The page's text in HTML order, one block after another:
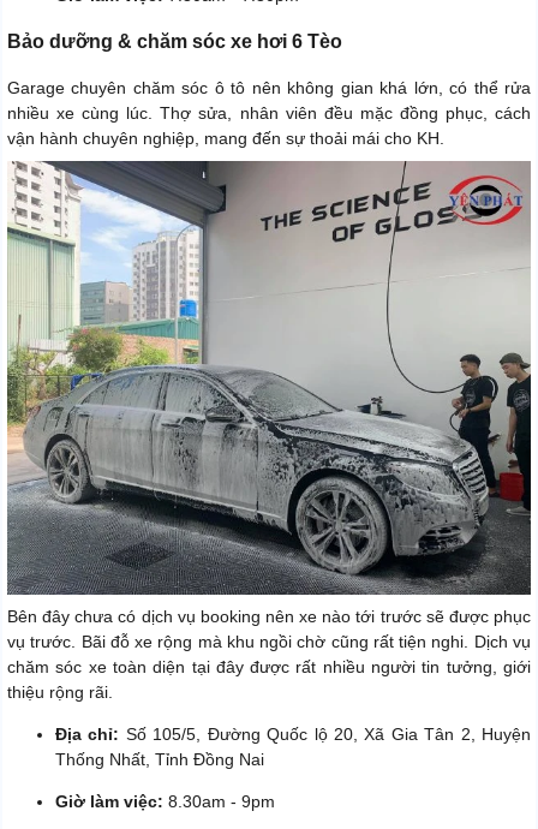
Bảo dưỡng & chăm sóc xe hơi 6 Tèo
Garage chuyên chăm sóc ô tô nên không gian khá lớn, có thể rửa
nhiều xe cùng lúc. Thợ sửa, nhân viên đều mặc đồng phục, cách
vận hành chuyên nghiệp, mang đến sự thoải mái cho KH.
Bên đây chưa có dịch vụ booking nên xe nào tới trước sẽ được phục
vụ trước. Bãi đỗ xe rộng mà khu ngồi chờ cũng rất tiện nghi. Dịch vụ
chăm sóc xe toàn diện tại đây được rất nhiều người tin tưởng, giới
thiệu rộng rãi.
Địa chỉ: Số 105/5, Đường Quốc lộ 20, Xã Gia Tân 2, Huyện
Thống Nhất, Tỉnh Đồng Nai
Giờ làm việc: 8.30am - 9pm